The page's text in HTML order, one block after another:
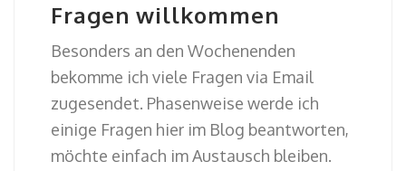
Fragen willkommen
Besonders an den Wochenenden
bekomme ich viele Fragen via Email
zugesendet. Phasenweise werde ich
einige Fragen hier im Blog beantworten,
möchte einfach im Austausch bleiben.